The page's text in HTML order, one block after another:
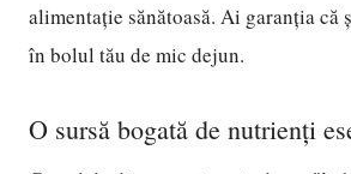
alimentație sănătoasă. Ai garanția că
în bolul tău de mic dejun.
O sursă bogată de nutrienți